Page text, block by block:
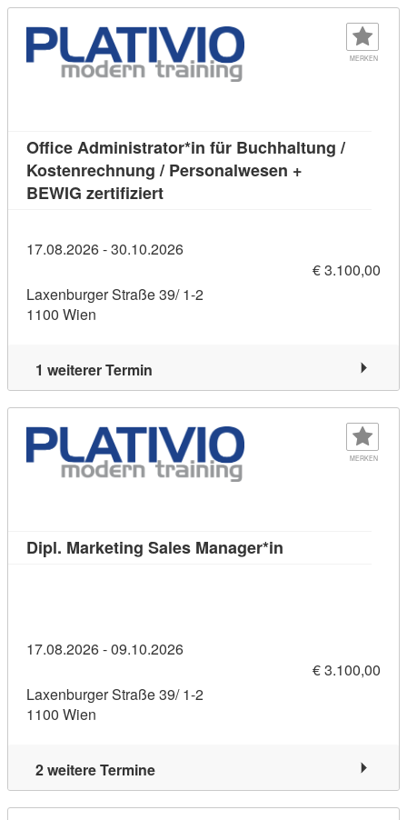
MERKEN
Office Administrator*in für Buchhaltung /
Kostenrechnung / Personalwesen +
BEWIG zertifiziertKursdetail: Office Administrator*in
17.08.2026 - 30.10.2026
€ 3.100,00
Laxenburger Straße 39/ 1-2
1100 Wien
1 weiterer Termin
MERKEN
Dipl. Marketing Sales Manager*in
17.08.2026 - 09.10.2026
€ 3.100,00
Laxenburger Straße 39/ 1-2
1100 Wien
2 weitere Termine